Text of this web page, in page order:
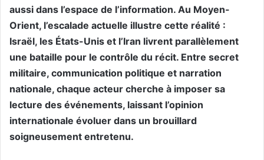
aussi dans l’espace de l’information. Au Moyen-
Orient, l’escalade actuelle illustre cette réalité :
Israël, les États-Unis et l’Iran livrent parallèlement
une bataille pour le contrôle du récit. Entre secret
militaire, communication politique et narration
nationale, chaque acteur cherche à imposer sa
lecture des événements, laissant l’opinion
internationale évoluer dans un brouillard
soigneusement entretenu.